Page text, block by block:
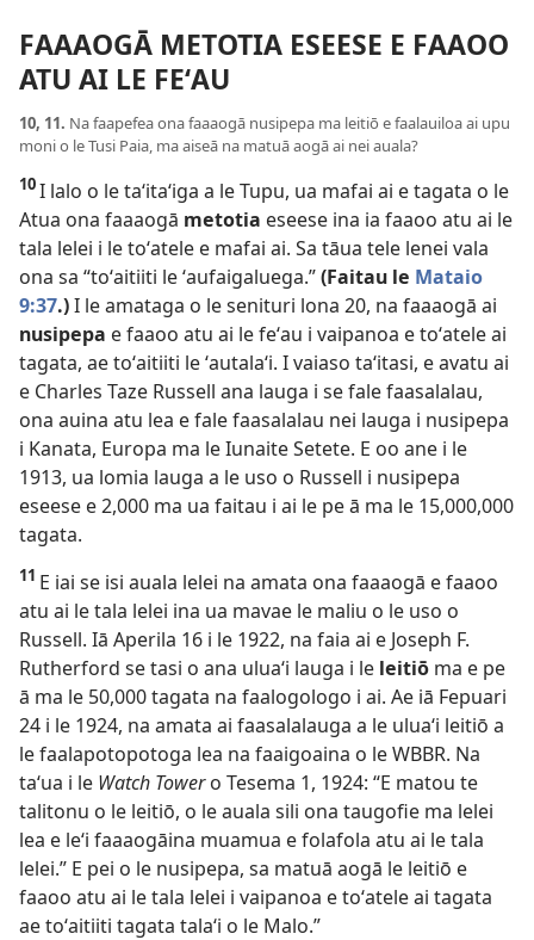
FAAAOGĀ METOTIA ESEESE E FAAOO
ATU AI LE FEʻAU
10, 11. Na faapefea ona faaaogā nusipepa ma leitiō e faalauiloa ai upu
moni o le Tusi Paia, ma aiseā na matuā aogā ai nei auala?
10I lalo o le taʻitaʻiga a le Tupu, ua mafai ai e tagata o le
Atua ona faaaogā metotia eseese ina ia faaoo atu ai le
tala lelei i le toʻatele e mafai ai. Sa tāua tele lenei vala
ona sa “toʻaitiiti le ʻaufaigaluega.”(Faitau le Mataio
9:37.)I le amataga o le senituri lona 20, na faaaogā ai
nusipepa e faaoo atu ai le feʻau i vaipanoa e toʻatele ai
tagata, ae toʻaitiiti le ʻautalaʻi. I vaiaso taʻitasi, e avatu ai
e Charles Taze Russell ana lauga i se fale faasalalau,
ona auina atu lea e fale faasalalau nei lauga i nusipepa
i Kanata, Europa ma le Iunaite Setete. E oo ane i le
1913, ua lomia lauga a le uso o Russell i nusipepa
eseese e 2,000 ma ua faitau i ai le pe ā ma le 15,000,000
tagata.
11 E iai se isi auala lelei na amata ona faaaogā e faaoo
atu ai le tala lelei ina ua mavae le maliu o le uso o
Russell. Iā Aperila 16 i le 1922, na faia ai e Joseph F.
Rutherford se tasi o ana uluaʻi lauga i le leitiō ma e pe
ā ma le 50,000 tagata na faalogologo i ai. Ae iā Fepuari
24 i le 1924, na amata ai faasalalauga a le uluaʻi leitiō a
le faalapotopotoga lea na faaigoaina o le WBBR. Na
taʻua i le Watch Towero Tesema 1, 1924: “E matou te
talitonu o le leitiō, o le auala sili ona taugofie ma lelei
lea e leʻi faaaogāina muamua e folafola atu ai le tala
lelei.” E pei o le nusipepa, sa matuā aogā le leitiō e
faaoo atu ai le tala lelei i vaipanoa e toʻatele ai tagata
ae toʻaitiiti tagata talaʻi o le Malo.”